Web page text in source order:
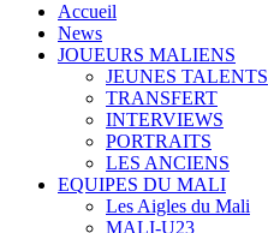
Accueil
News
JOUEURS MALIENS
JEUNES TALENTS
TRANSFERT
INTERVIEWS
PORTRAITS
LES ANCIENS
EQUIPES DU MALI
Les Aigles du Mali
MALI-U23